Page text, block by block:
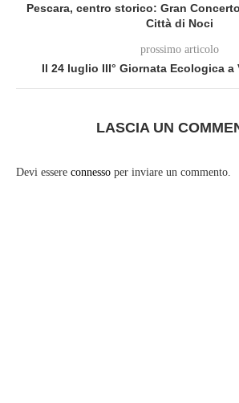
Pescara, centro storico: Gran
Città di Noci
prossimo articolo
Il 24 luglio III° Giornata Ecologica
LASCIA UN
Devi essere connesso per inviare un commento.